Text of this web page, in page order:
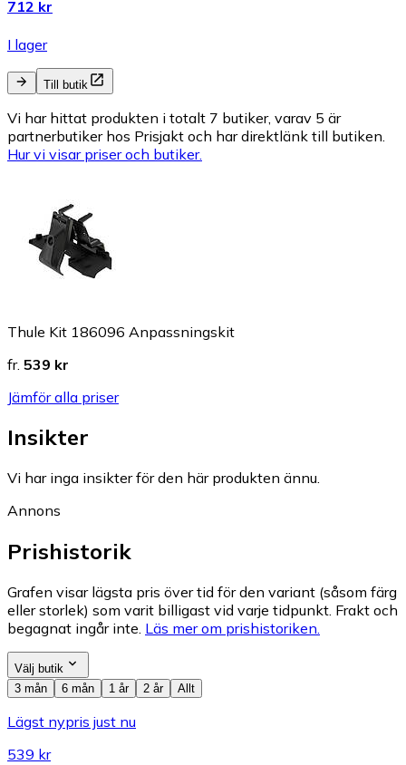
712 kr
I lager
Till butik
Vi har hittat produkten i totalt 7 butiker, varav 5 är
partnerbutiker hos Prisjakt och har direktlänk till butiken.
Hur vi visar priser och butiker.
Thule Kit 186096 Anpassningskit
fr. 539 kr
Jämför alla priser
Insikter
Vi har inga insikter för den här produkten ännu.
Annons
Prishistorik
Grafen visar lägsta pris över tid för den variant (såsom färg
eller storlek) som varit billigast vid varje tidpunkt. Frakt och
begagnat ingår inte. Läs mer om prishistoriken.
Välj butik
3 mån
6 mån 1 år 2 år Allt
Lägst nypris just nu
539 kr